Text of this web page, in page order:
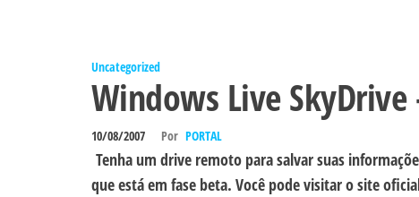
Uncategorized
Windows Live SkyDrive
10/08/2007 Por PORTAL
Tenha um drive remoto para salvar suas
que está em fase beta. Você pode visitar o site